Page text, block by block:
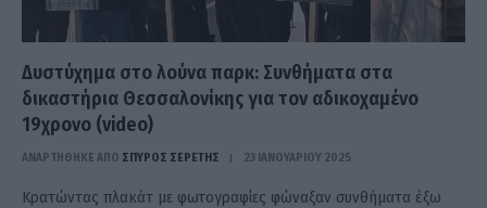
Δυστύχημα στο λούνα παρκ: Συνθήματα στα
δικαστήρια Θεσσαλονίκης για τον αδικοχαμένο
19χρονο (video)
ΑΝΑΡΤΗΘΗΚΕ ΑΠΟ ΣΠΎΡΟΣ ΣΕΡΈΤΗΣ 23 ΙΑΝΟΥΑΡΊΟΥ 2025
Κρατώντας πλακάτ με φωτογραφίες φώναξαν συνθήματα έξω